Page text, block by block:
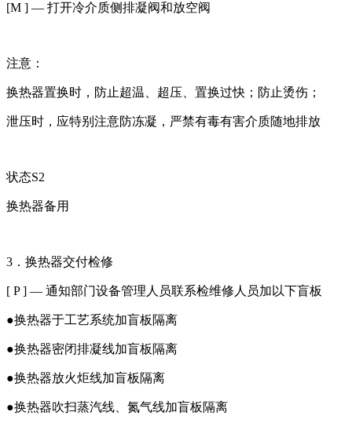
[M ] — 打开冷介质侧排凝阀和放空阀
注意：
换热器置换时，防止超温、超压、置换过快；防止烫伤；
泄压时，应特别注意防冻凝，严禁有毒有害介质随地排放
状态S2
换热器备用
3．换热器交付检修
[ P ] — 通知部门设备管理人员联系检维修人员加以下盲板
●换热器于工艺系统加盲板隔离
●换热器密闭排凝线加盲板隔离
●换热器放火炬线加盲板隔离
●换热器吹扫蒸汽线、氮气线加盲板隔离